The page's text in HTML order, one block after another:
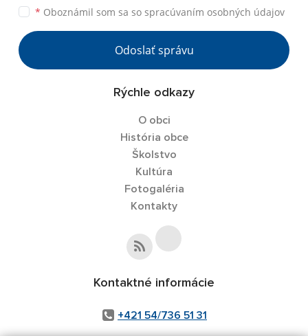
* Oboznámil som sa so spracúvaním osobných údajov
Odoslať správu
Rýchle odkazy
O obci
História obce
Školstvo
Kultúra
Fotogaléria
Kontakty
Kontaktné informácie
+421 54/736 51 31